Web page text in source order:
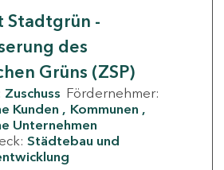
Stadtgrün -
des
Grüns (ZSP)
Zuschuss Fördernehmer:
Kunden
Kommunen
Unternehmen
Städtebau und